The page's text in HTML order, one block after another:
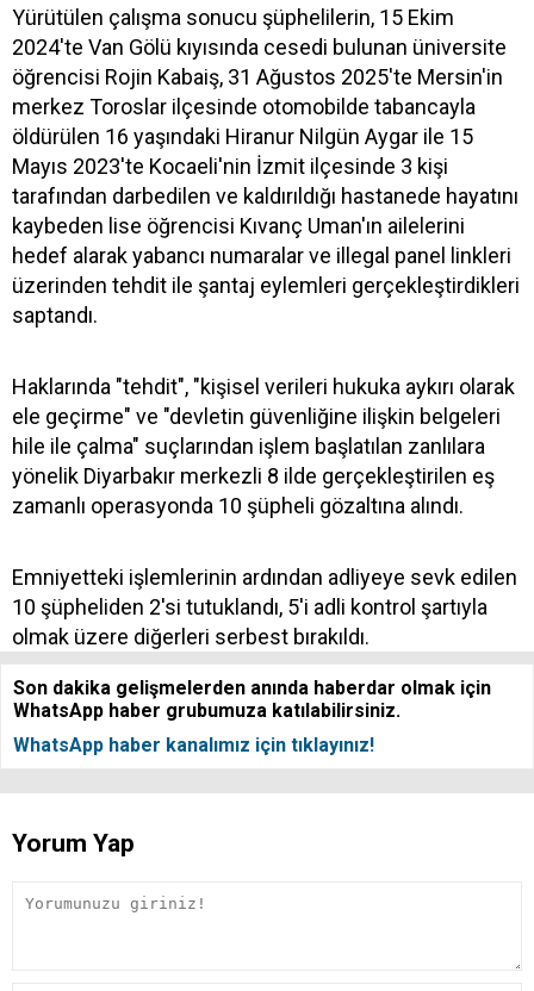
Yürütülen çalışma sonucu şüphelilerin, 15 Ekim
2024'te Van Gölü kıyısında cesedi bulunan üniversite
öğrencisi Rojin Kabaiş, 31 Ağustos 2025'te Mersin'in
merkez Toroslar ilçesinde otomobilde tabancayla
öldürülen 16 yaşındaki Hiranur Nilgün Aygar ile 15
Mayıs 2023'te Kocaeli'nin İzmit ilçesinde 3 kişi
tarafından darbedilen ve kaldırıldığı hastanede hayatını
kaybeden lise öğrencisi Kıvanç Uman'ın ailelerini
hedef alarak yabancı numaralar ve illegal panel linkleri
üzerinden tehdit ile şantaj eylemleri gerçekleştirdikleri
saptandı.
Haklarında "tehdit", "kişisel verileri hukuka aykırı olarak
ele geçirme" ve "devletin güvenliğine ilişkin belgeleri
hile ile çalma" suçlarından işlem başlatılan zanlılara
yönelik Diyarbakır merkezli 8 ilde gerçekleştirilen eş
zamanlı operasyonda 10 şüpheli gözaltına alındı.
Emniyetteki işlemlerinin ardından adliyeye sevk edilen
10 şüpheliden 2'si tutuklandı, 5'i adli kontrol şartıyla
olmak üzere diğerleri serbest bırakıldı.
Son dakika gelişmelerden anında haberdar olmak için
WhatsApp haber grubumuza katılabilirsiniz.
WhatsApp haber kanalımız için tıklayınız!
Yorum Yap